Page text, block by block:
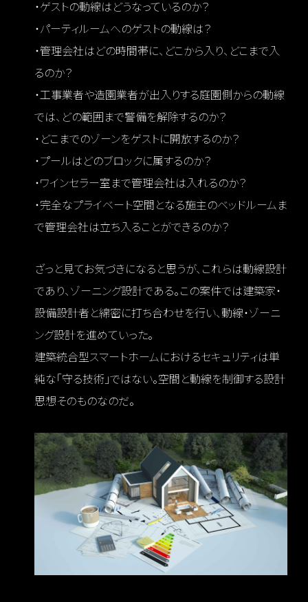
・ゲストの動線はどうなっているのか？
・パーティルームへのゲストの動線は？
・管理会社はどの時間帯に、どこから入り、どこまで入
るのか？
・工事業者や造園業者が出入りする庭園側からの動線
では、どの範囲まで警備を解除するのか？
・どこまでのゾーンをゲストに開放するのか？
・プールはどのブロックに属するのか？
・ワインセラー室まで管理会社は入れるのか？
・完全なプライベート空間となる施主のベッドルームま
で管理会社は立ち入ることができるのか？
ざっと見てお気づきになると思うが、これらは動線設計
であり、ゾーニング設計である。この案件では建築家・
設備設計者と綿密に打ち合わせを行い、動線・ゾーニ
ング設計を進めていった。
建築統合型スマートホームにおけるセキュリティは単
純な「守る技術」ではない。空間と動線を制御する設計
思想そのものなのだ。